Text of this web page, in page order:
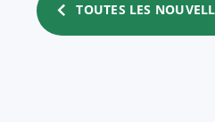
TOUTES LES